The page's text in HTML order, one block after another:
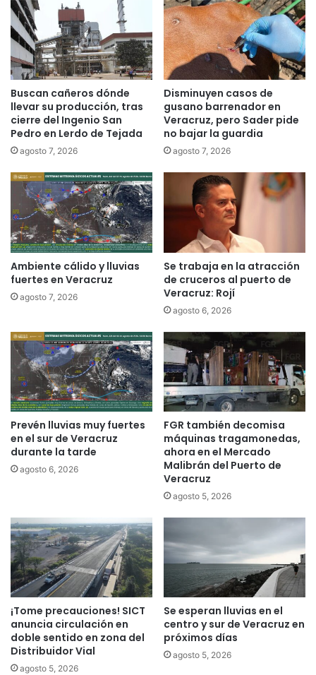
Buscan cañeros dónde
llevar su producción, tras
cierre del Ingenio San
Pedro en Lerdo de Tejada
agosto 7, 2026
Disminuyen casos de
gusano barrenador en
Veracruz, pero Sader pide
no bajar la guardia
agosto 7, 2026
Ambiente cálido y lluvias
fuertes en Veracruz
agosto 7, 2026
Se trabaja en la atracción
de cruceros al puerto de
Veracruz: Rojí
agosto 6, 2026
Prevén lluvias muy fuertes
en el sur de Veracruz
durante la tarde
agosto 6, 2026
FGR también decomisa
máquinas tragamonedas,
ahora en el Mercado
Malibrán del Puerto de
Veracruz
agosto 5, 2026
¡Tome precauciones! SICT
anuncia circulación en
doble sentido en zona del
Distribuidor Vial
agosto 5, 2026
Se esperan lluvias en el
centro y sur de Veracruz en
próximos días
agosto 5, 2026